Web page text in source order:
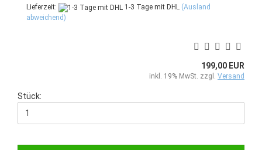
Lieferzeit: 1-3 Tage mit DHL (Ausland
abweichend)
199,00 EUR
inkl. 19% MwSt. zzgl. Versand
Stück: